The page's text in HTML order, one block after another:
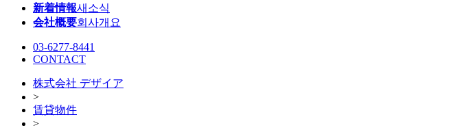
新着情報새소식
会社概要회사개요
03-6277-8441
CONTACT
株式会社 デザイア
>
賃貸物件
>